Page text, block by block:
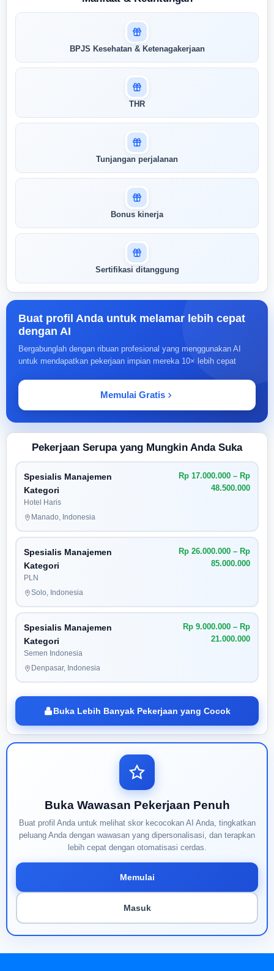
Masuk untuk melihat skor
pertandingan AI Anda
menunjukkan seberapa cocok keahlian
Anda dengan peran ini
BPJS Kesehatan & Ketenagakerjaan
THR
Tunjangan perjalanan
Bonus kinerja
Sertifikasi ditanggung
Buat profil Anda untuk melamar lebih cepat
dengan AI
Bergabunglah dengan ribuan profesional yang menggunakan AI
untuk mendapatkan pekerjaan impian mereka 10× lebih cepat
Memulai Gratis
Pekerjaan Serupa yang Mungkin Anda Suka
Spesialis Manajemen
Kategori
Hotel Haris
Rp 17.000.000 – Rp
48.500.000
Manado, Indonesia
Spesialis Manajemen
Kategori
PLN
Rp 26.000.000 – Rp
85.000.000
Solo, Indonesia
Spesialis Manajemen
Kategori
Semen Indonesia
Rp 9.000.000 – Rp
21.000.000
Denpasar, Indonesia
Buka Lebih Banyak Pekerjaan yang Cocok
Buka Wawasan Pekerjaan Penuh
Buat profil Anda untuk melihat skor kecocokan AI Anda, tingkatkan
peluang Anda dengan wawasan yang dipersonalisasi, dan terapkan
lebih cepat dengan otomatisasi cerdas.
Memulai
Masuk